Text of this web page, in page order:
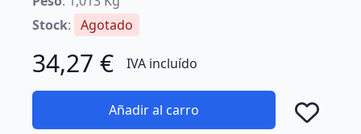
Stock: Agotado
34,27 € IVA incluído
Añadir al carro